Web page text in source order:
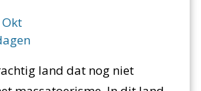
land dat nog niet